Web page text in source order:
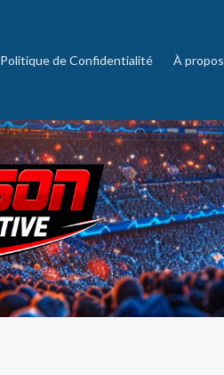
Politique de Confidentialité À propos